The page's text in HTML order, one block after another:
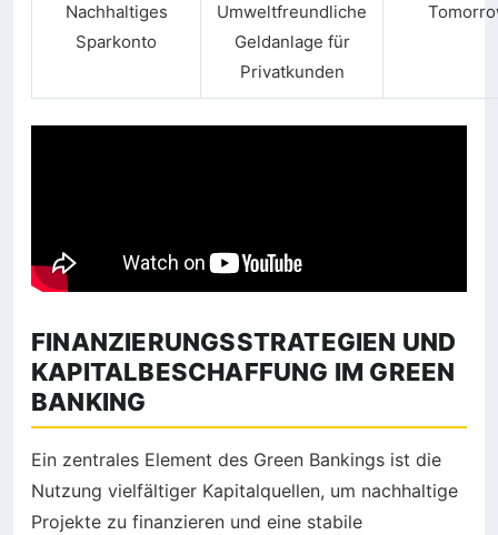
Nachhaltiges
Sparkonto
Umweltfreundliche
Geldanlage für
Privatkunden
FINANZIERUNGSSTRATEGIEN UND
KAPITALBESCHAFFUNG IM GREEN
BANKING
Ein zentrales Element des Green Bankings ist die
Nutzung vielfältiger Kapitalquellen, um nachhaltige
Projekte zu finanzieren und eine stabile